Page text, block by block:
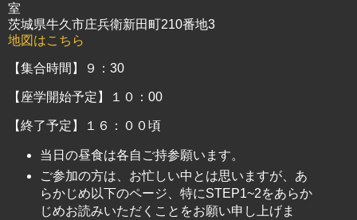
室
茨城県牛久市庄兵衛新田町210番地3
地図はこちら
【集合時間】９：30
【座学開始予定】１０：00
【終了予定】１６：００頃
当日の昼食は各自ご持参願います。
ご参加の方は、お忙しい中とは思いますが、あ
らかじめ以下のページ、特にSTEP1~2をあらか
じめお読みいただくことをお願い申し上げま